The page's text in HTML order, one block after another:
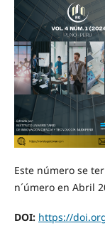
Este número se
n´úmero en Abril
DOI: https://